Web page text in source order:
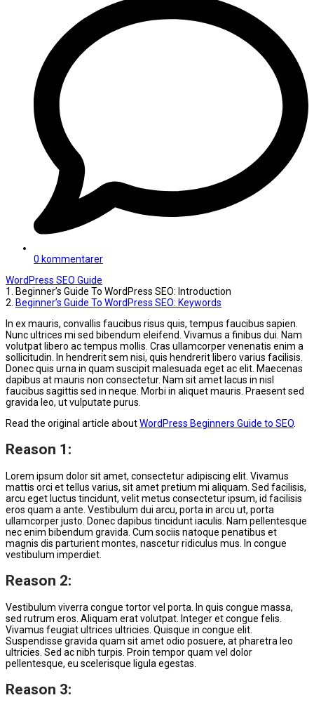
0 kommentarer
WordPress SEO Guide
1.
Beginner’s Guide To WordPress SEO: Introduction
2. Beginner’s Guide To WordPress SEO: Keywords
In ex mauris, convallis faucibus risus quis, tempus faucibus sapien.
Nunc ultrices mi sed bibendum eleifend. Vivamus a finibus dui. Nam
volutpat libero ac tempus mollis. Cras ullamcorper venenatis enim a
sollicitudin. In hendrerit sem nisi, quis hendrerit libero varius facilisis.
Donec quis urna in quam suscipit malesuada eget ac elit. Maecenas
dapibus at mauris non consectetur. Nam sit amet lacus in nisl
faucibus sagittis sed in neque. Morbi in aliquet mauris. Praesent sed
gravida leo, ut vulputate purus.
Read the original article aboutWordPress Beginners Guide to SEO
Reason 1:
Lorem ipsum dolor sit amet, consectetur adipiscing elit. Vivamus
mattis orci et tellus varius, sit amet pretium mi aliquam. Sed facilisis,
arcu eget luctus tincidunt, velit metus consectetur ipsum, id facilisis
eros quam a ante. Vestibulum dui arcu, porta in arcu ut, porta
ullamcorper justo. Donec dapibus tincidunt iaculis. Nam pellentesque
nec enim bibendum gravida. Cum sociis natoque penatibus et
magnis dis parturient montes, nascetur ridiculus mus. In congue
vestibulum imperdiet.
Reason 2:
Vestibulum viverra congue tortor vel porta. In quis congue massa,
sed rutrum eros. Aliquam erat volutpat. Integer et congue felis.
Vivamus feugiat ultrices ultricies. Quisque in congue elit.
Suspendisse gravida quam sit amet odio posuere, at pharetra leo
ultricies. Sed ac nibh turpis. Proin tempor quam vel dolor
pellentesque, eu scelerisque ligula egestas.
Reason 3: